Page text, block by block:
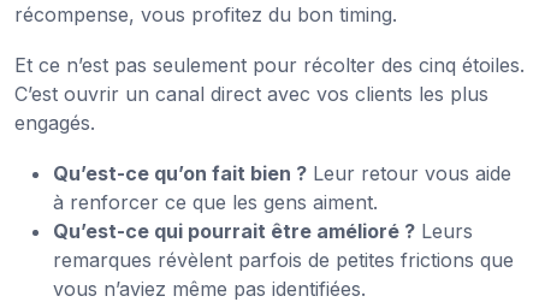
récompense, vous profitez du bon timing.
Et ce n’est pas seulement pour récolter des cinq étoiles.
C’est ouvrir un canal direct avec vos clients les plus
engagés.
Qu’est-ce qu’on fait bien ? Leur retour vous aide
à renforcer ce que les gens aiment.
Qu’est-ce qui pourrait être amélioré ? Leurs
remarques révèlent parfois de petites frictions que
vous n’aviez même pas identifiées.